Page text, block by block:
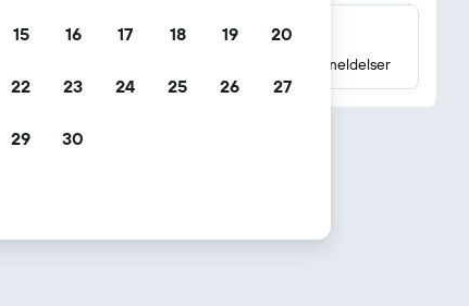
Millioner av gjesteanmeldelser
Les vurderinger basert på millioner av gjesteanmeldelser
15 16 17 18 19 20
22 23 24 25 26 27
29 30